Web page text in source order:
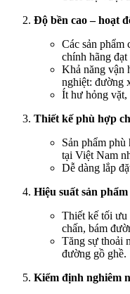
Độ bền cao – hoạt
Các sản
chính hãng đạt
Khả năng vận
nghiệt: đường
Ít hư hỏng vặt,
Thiết kế phù hợp
Sản phẩm
tại Việt Nam
Dễ dàng lắp
Hiệu suất sản
Thiết kế tối ưu
chấn, bám
Tăng sự thoải
đường gồ ghề.
Kiểm định nghiêm